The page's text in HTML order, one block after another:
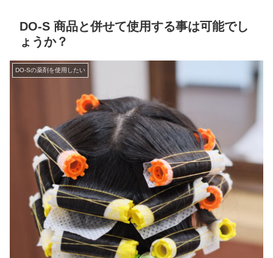
DO-S 商品と併せて使用する事は可能でし
ょうか？
DO-Sの薬剤を使用したい